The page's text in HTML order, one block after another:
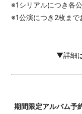
※1シリアルにつき各
※1公演につき2枚まで
▼詳細
期間限定アルバム予